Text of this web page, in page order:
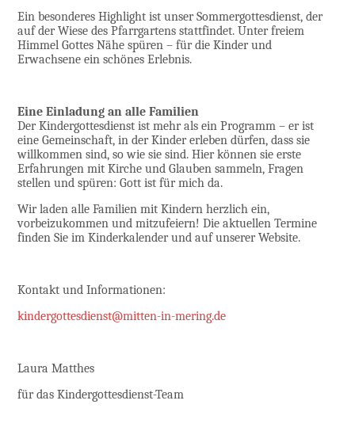
Ein besonderes Highlight ist unser Sommergottesdienst, der
auf der Wiese des Pfarrgartens stattfindet. Unter freiem
Himmel Gottes Nähe spüren – für die Kinder und
Erwachsene ein schönes Erlebnis.
Eine Einladung an alle Familien
Der Kindergottesdienst ist mehr als ein Programm – er ist
eine Gemeinschaft, in der Kinder erleben dürfen, dass sie
willkommen sind, so wie sie sind. Hier können sie erste
Erfahrungen mit Kirche und Glauben sammeln, Fragen
stellen und spüren: Gott ist für mich da.
Wir laden alle Familien mit Kindern herzlich ein,
vorbeizukommen und mitzufeiern! Die aktuellen Termine
finden Sie im Kinderkalender und auf unserer Website.
Kontakt und Informationen:
kindergottesdienst@mitten-in-mering.de
Laura Matthes
für das Kindergottesdienst-Team